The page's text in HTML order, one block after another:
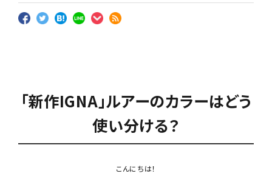
「新作IGNA」ルアーのカラーはどう
使い分ける？
こんにちは！